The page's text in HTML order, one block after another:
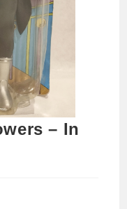
– In